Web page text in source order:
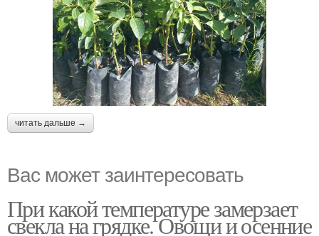
читать дальше →
Вас может заинтересовать
При какой температуре замерзает
свекла на грядке. Овощи и осенние